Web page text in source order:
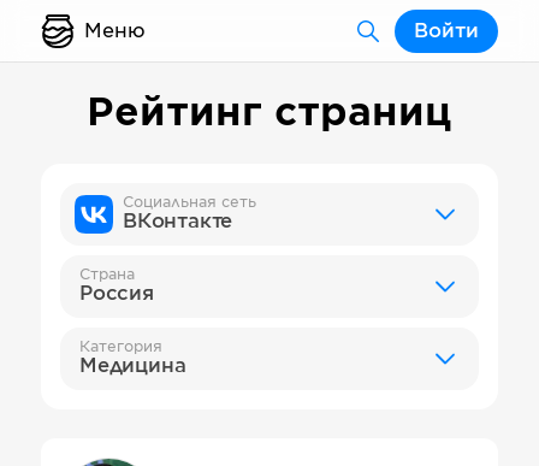
Меню Войти
Рейтинг страниц
Социальная сеть
ВКонтакте
Страна
Россия
Категория
Медицина